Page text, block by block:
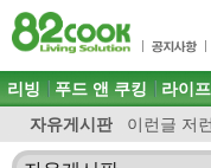
목차
주메뉴 바로가기
컨텐츠 바로가기
검색 바로가기
로그인 바로가기
주메뉴
리빙 푸드 앤 쿠킹 라이프
자유게시판 이런글 저